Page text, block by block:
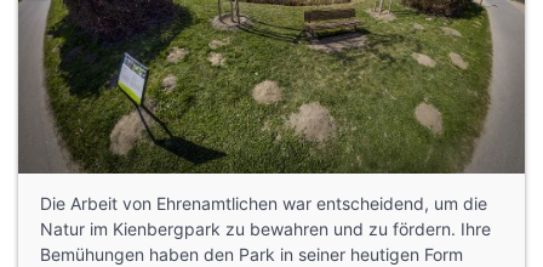
Die Arbeit von Ehrenamtlichen war entscheidend, um die
Natur im Kienbergpark zu bewahren und zu fördern. Ihre
Bemühungen haben den Park in seiner heutigen Form